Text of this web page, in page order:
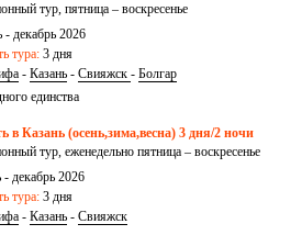
тур, пятница – воскресенье
- декабрь 2026
тура: 3 дня
- Казань - Свияжск - Болгар
единства
в Казань (осень,зима,весна) 3 дня/2 ночи
тур, еженедельно пятница – воскресенье
- декабрь 2026
тура: 3 дня
- Казань - Свияжск